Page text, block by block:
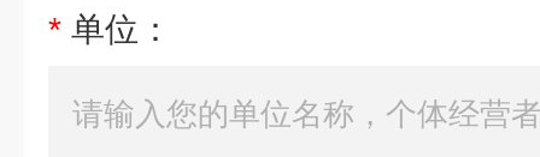
* 单位：